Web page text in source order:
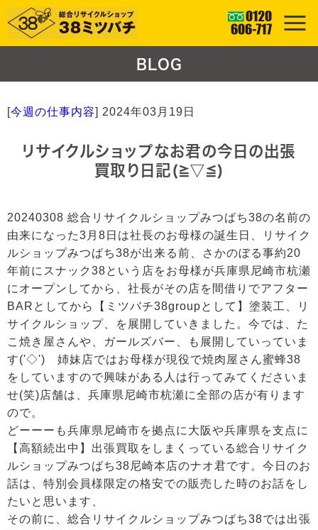
BLOG
[今週の仕事内容] 2024年03月19日
リサイクルショップなお君の今日の出張
買取り日記(≧▽≦)
20240308 総合リサイクルショップみつばち38の名前の
由来になった3月8日は社長のお母様の誕生日、リサイク
ルショップみつばち38が出来る前、さかのぼる事約20
年前にスナック38という店をお母様が兵庫県尼崎市杭瀬
にオープンしてから、社長がその店を間借りでアフター
BARとしてから【ミツバチ38groupとして】塗装工、リ
サイクルショップ、を展開していきました。今では、た
こ焼き屋さんや、ガールズバー、も展開していっていま
す('◇')ゞ姉妹店ではお母様が現役で焼肉屋さん蜜蜂38
をしていますので興味がある人は行ってみてくださいま
せ(笑)店舗は、兵庫県尼崎市杭瀬に全部の店が有ります
ので。
どーーーも兵庫県尼崎市を拠点に大阪や兵庫県を支点に
【高額続出中】出張買取をしまくっている総合リサイク
ルショップみつばち38尼崎本店のナオ君です。今日のお
話は、特別会員様限定の格安での販売した時のお話をし
たいと思います、
その前に、総合リサイクルショップみつばち38では出張